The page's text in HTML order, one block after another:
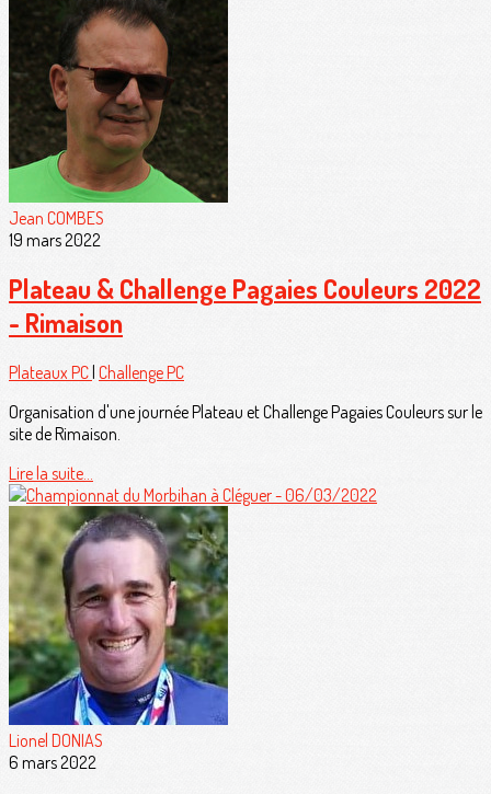
Jean COMBES
19 mars 2022
Plateau & Challenge Pagaies Couleurs 2022
- Rimaison
Plateaux PC Challenge PC
Organisation d'une journée Plateau et Challenge Pagaies Couleurs sur le
site de Rimaison.
Lire la suite...
Lionel DONIAS
6 mars 2022